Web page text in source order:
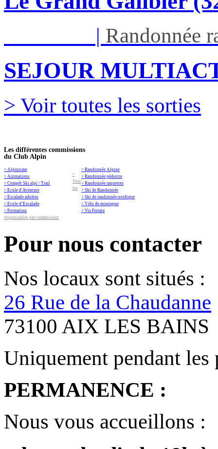
| Randonnée
SEJOUR
> Voir toutes les sorties
Les différentes commissions
du Club Alpin
> Alpinisme
> Animations
> Compét Ski alpi / Trail
> Ecole d'Aventure
> Escalade adultes
> Ecole d’Escalade
> Formation
> Randonnée Alpine
> Randonnée pédestre
> Randonnée raquettes
> Ski de Randonnée
> Ski de randonnée nordique
> Vélo de montagne
> Via Ferrata
>
Voir
les
responsables par commission
Pour nous contacter
Nos locaux sont situés :
26 Rue de la Chaudanne
73100 AIX LES BAINS
Uniquement pendant les
PERMANENCE :
Nous vous accueillons :